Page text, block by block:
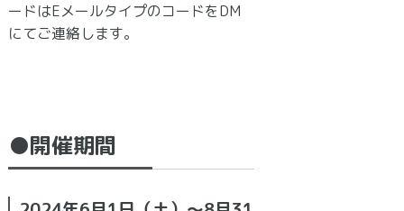
ードはEメールタイプのコードをDM
にてご連絡します。
●開催期間